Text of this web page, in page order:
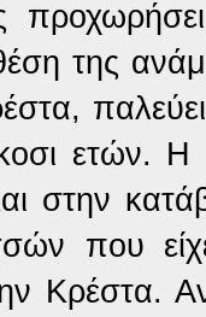
της
ετών.
στην
που
Κρέστα.